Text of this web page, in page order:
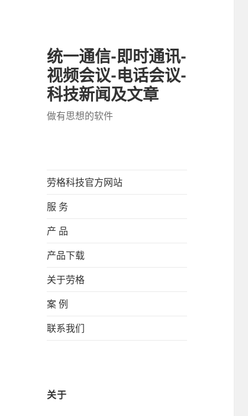
统一通信-即时通讯-
视频会议-电话会议-
科技新闻及文章
做有思想的软件
劳格科技官方网站
服 务
产 品
产品下载
关于劳格
案 例
联系我们
关于